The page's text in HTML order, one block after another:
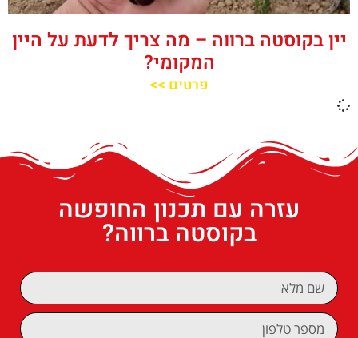
יין בקוסטה ברווה – מה צריך לדעת על היין
המקומי?
פרטים >>
עזרה עם תכנון החופשה
בקוסטה ברווה?